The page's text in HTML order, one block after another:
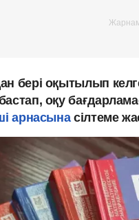
бері оқытылып
оқу
арнасынасілтеме